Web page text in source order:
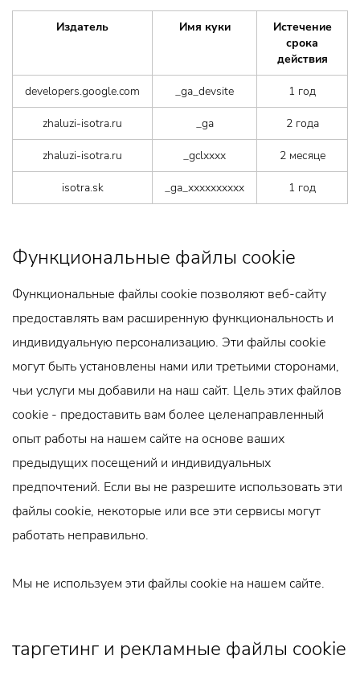
Издатель Имя куки
Истечение
срока
действия
developers.google.com _ga_devsite 1 год
zhaluzi-isotra.ru _ga 2 года
zhaluzi-isotra.ru _gclxxxx 2 месяце
isotra.sk _ga_xxxxxxxxxx 1 год
Функциональные файлы cookie
Функциональные файлы cookie позволяют веб-сайту
предоставлять вам расширенную функциональность и
индивидуальную персонализацию. Эти файлы cookie
могут быть установлены нами или третьими сторонами,
чьи услуги мы добавили на наш сайт. Цель этих файлов
cookie - предоставить вам более целенаправленный
опыт работы на нашем сайте на основе ваших
предыдущих посещений и индивидуальных
предпочтений. Если вы не разрешите использовать эти
файлы cookie, некоторые или все эти сервисы могут
работать неправильно.
Мы не используем эти файлы cookie на нашем сайте.
таргетинг и рекламные файлы cookie